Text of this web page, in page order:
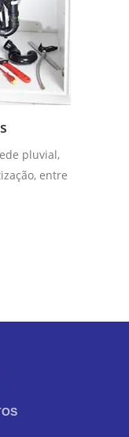
pluvial,
entre